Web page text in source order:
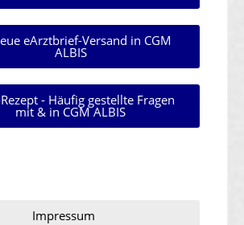
eArztbrief-Versand in CGM
ALBIS
- Häufig gestellte Fragen
mit & in CGM ALBIS
Impressum